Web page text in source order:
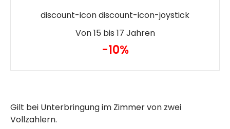
discount-icon discount-icon-joystick
Von 15 bis 17 Jahren
-10%
Gilt bei Unterbringung im Zimmer von zwei
Vollzahlern.